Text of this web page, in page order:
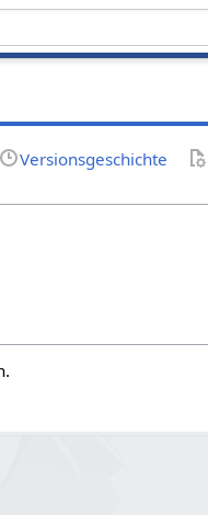
Versionsgeschichte